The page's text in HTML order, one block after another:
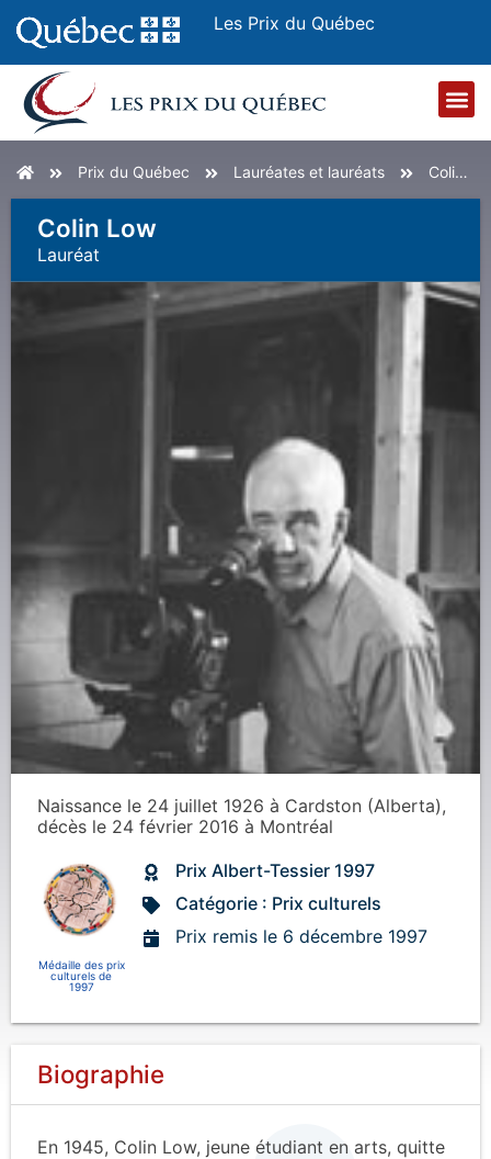
Les Prix du Québec
AccueilPrix du Québec Lauréates et lauréats Colin Low
Colin Low
Lauréat
Naissance le 24 juillet 1926 à Cardston (Alberta),
décès le 24 février 2016 à Montréal
Médaille des prix
culturels de
1997
Prix Albert-Tessier 1997
Catégorie : Prix culturels
Prix remis le 6 décembre 1997
Biographie
En 1945, Colin Low, jeune étudiant en arts, quitte